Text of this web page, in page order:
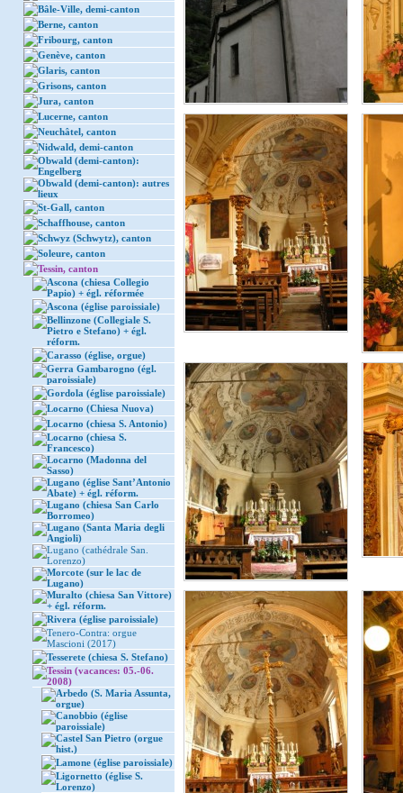
Bâle-Ville, demi-canton
Berne, canton
Fribourg, canton
Genève, canton
Glaris, canton
Grisons, canton
Jura, canton
Lucerne, canton
Neuchâtel, canton
Nidwald, demi-canton
Obwald (demi-canton):
Engelberg
Obwald (demi-canton): autres
lieux
St-Gall, canton
Schaffhouse, canton
Schwyz (Schwytz), canton
Soleure, canton
Tessin, canton
Ascona (chiesa Collegio
Papio) + égl. réformée
Ascona (église paroissiale)
Bellinzone (Collegiale S.
Pietro e Stefano) + égl.
réform.
Carasso (église, orgue)
Gerra Gambarogno (égl.
paroissiale)
Gordola (église paroissiale)
Locarno (Chiesa Nuova)
Locarno (chiesa S. Antonio)
Locarno (chiesa S.
Francesco)
Locarno (Madonna del
Sasso)
Lugano (église Sant’Antonio
Abate) + égl. réform.
Lugano (chiesa San Carlo
Borromeo)
Lugano (Santa Maria degli
Angioli)
Lugano (cathédrale San.
Lorenzo)
Morcote (sur le lac de
Lugano)
Muralto (chiesa San Vittore)
+ égl. réform.
Rivera (église paroissiale)
Tenero-Contra: orgue
Mascioni (2017)
Tesserete (chiesa S. Stefano)
Tessin (vacances: 05.-06.
2008)
Arbedo (S. Maria Assunta,
orgue)
Canobbio (église
paroissiale)
Castel San Pietro (orgue
hist.)
Lamone (église paroissiale)
Ligornetto (église S.
Lorenzo)